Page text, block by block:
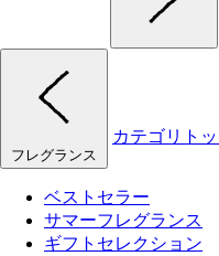
フレグランス
カテゴリト
ベストセラー
サマーフレグランス
ギフトセレクション